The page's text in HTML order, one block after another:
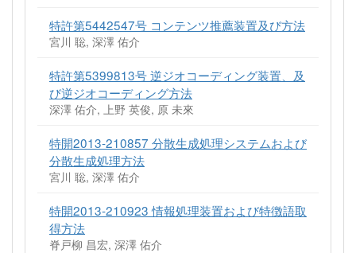
特許第5442547号 コンテンツ推薦装置及び方法
宮川 聡, 深澤 佑介
特許第5399813号 逆ジオコーディング装置、及
び逆ジオコーディング方法
深澤 佑介, 上野 英俊, 原 未來
特開2013-210857 分散生成処理システムおよび
分散生成処理方法
宮川 聡, 深澤 佑介
特開2013-210923 情報処理装置および特徴語取
得方法
脊戸柳 昌宏, 深澤 佑介